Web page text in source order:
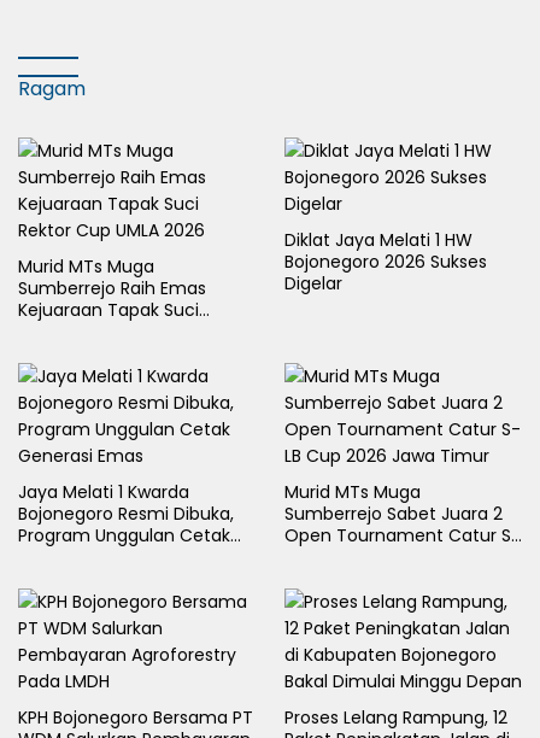
Ragam
Murid MTs Muga
Sumberrejo Raih Emas
Kejuaraan Tapak Suci
Diklat Jaya Melati 1 HW
Bojonegoro 2026 Sukses
Digelar
Jaya Melati 1 Kwarda
Bojonegoro Resmi Dibuka,
Program Unggulan Cetak
Murid MTs Muga
Sumberrejo Sabet Juara 2
Open Tournament Catur S-
KPH Bojonegoro Bersama PT
Proses Lelang Rampung, 12